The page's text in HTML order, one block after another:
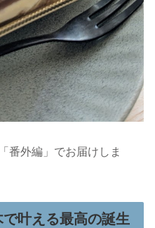
番外編」でお届けしま
叶える最高の誕生